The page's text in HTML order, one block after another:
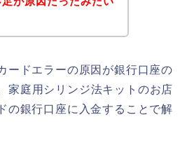
ードエラーの原因が銀行口座の
家庭用シリンジ法キットのお店
の銀行口座に入金することで解